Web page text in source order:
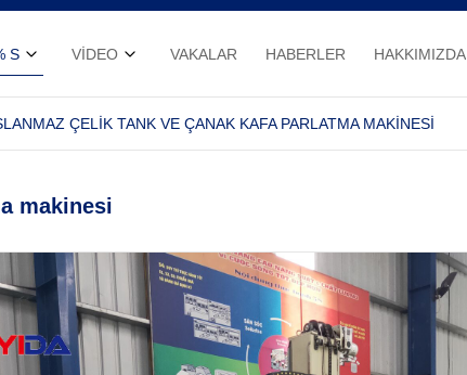
S VIDEO VAKALAR HABERLER HAKKIMIZDA
ÇELIK TANK VE ÇANAK KAFA PARLATMA MAKINESI
makinesi